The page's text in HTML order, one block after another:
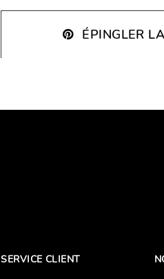
ÉPINGLER
SERVICE CLIENT